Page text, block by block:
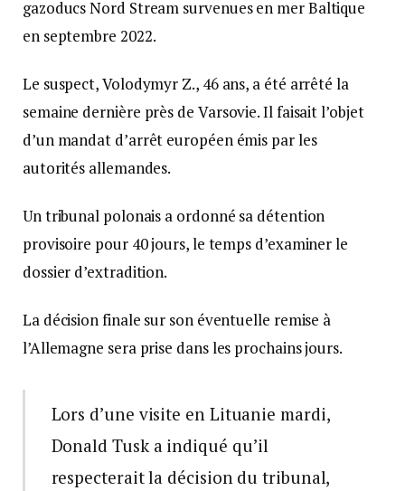
gazoducs Nord Stream survenues en mer Baltique
en septembre 2022.
Le suspect, Volodymyr Z., 46 ans, a été arrêté la
semaine dernière près de Varsovie. Il faisait l’objet
d’un mandat d’arrêt européen émis par les
autorités allemandes.
Un tribunal polonais a ordonné sa détention
provisoire pour 40 jours, le temps d’examiner le
dossier d’extradition.
La décision finale sur son éventuelle remise à
l’Allemagne sera prise dans les prochains jours.
Lors d’une visite en Lituanie mardi,
Donald Tusk a indiqué qu’il
respecterait la décision du tribunal,